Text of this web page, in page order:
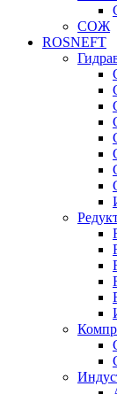
СОЖ
ROSNEFT